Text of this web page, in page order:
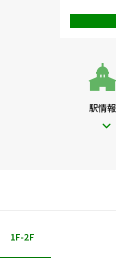
駅情報
1F-2F